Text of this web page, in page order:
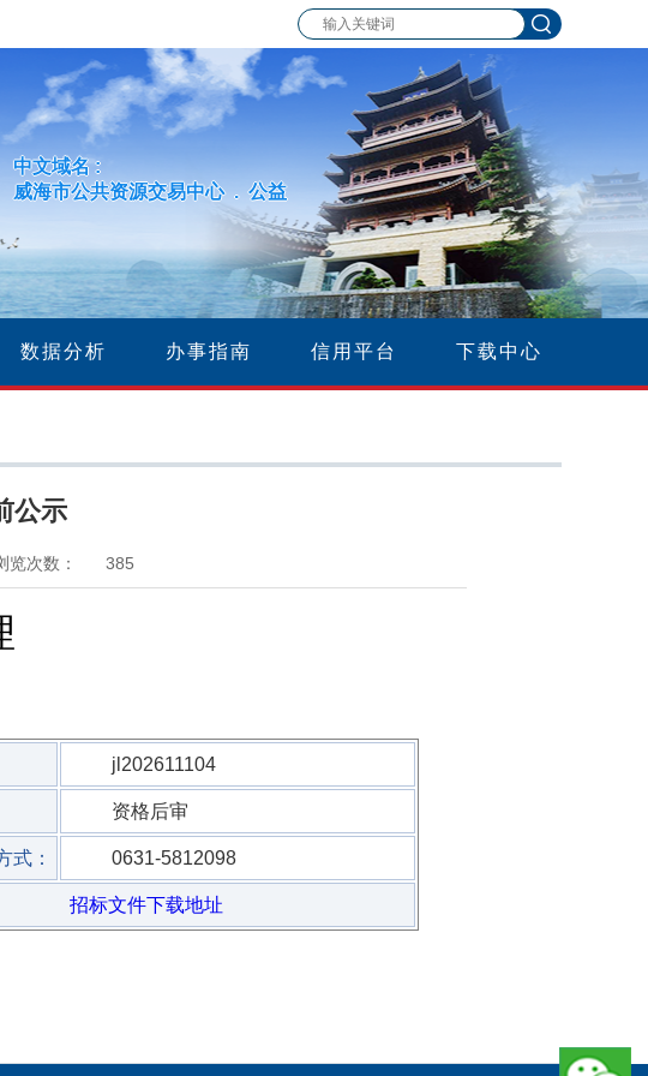
中文域名 :
威海市公共资源交易中心 . 公益
数据分析 办事指南 信用平台 下载中心
公示
览次数： 385
jl202611104
资格后审
式： 0631-5812098
招标文件下载地址